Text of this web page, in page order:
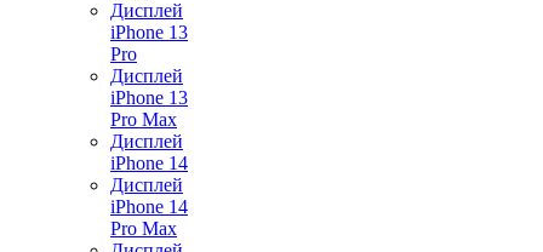
Дисплей
iPhone 13
Pro
Дисплей
iPhone 13
Pro Max
Дисплей
iPhone 14
Дисплей
iPhone 14
Pro Max